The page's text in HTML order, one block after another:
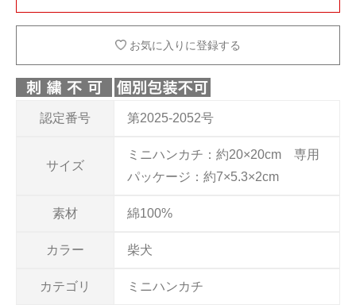
認定番号 第2025-2052号
サイズ
ミニハンカチ：約20×20cm 専用
パッケージ：約7×5.3×2cm
素材 綿100%
カラー 柴犬
カテゴリ ミニハンカチ
お気に入りに登録する